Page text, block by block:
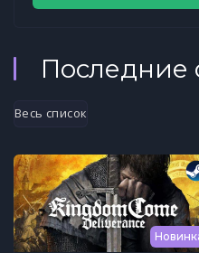
Последние
Весь список